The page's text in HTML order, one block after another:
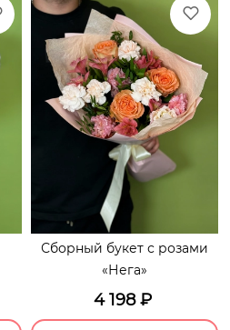
Сборный букет с розами
«Нега»
4 198₽